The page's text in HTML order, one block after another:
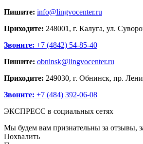
Пишите: info@lingvocenter.ru
Приходите: 248001, г. Калуга, ул.
Звоните: +7 (4842) 54-85-40
Пишите: obninsk@lingvocenter.ru
Приходите: 249030, г. Обнинск, пр.
Звоните: +7 (484) 392-06-08
ЭКСПРЕСС в социальных сетях
Мы будем вам признательны за отзывы,
Похвалить